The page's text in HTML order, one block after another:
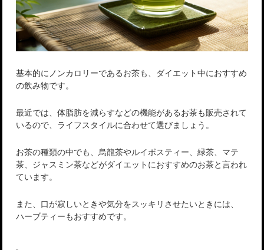
基本的にノンカロリーであるお茶も、ダイエット中におすすめ
の飲み物です。
最近では、体脂肪を減らすなどの機能があるお茶も販売されて
いるので、ライフスタイルに合わせて選びましょう。
お茶の種類の中でも、烏龍茶やルイボスティー、緑茶、マテ
茶、ジャスミン茶などがダイエットにおすすめのお茶と言われ
ています。
また、口が寂しいときや気分をスッキリさせたいときには、
ハーブティーもおすすめです。